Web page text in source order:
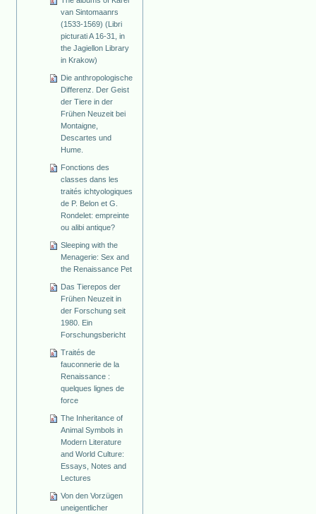
van Sintomaanrs
(1533-1569) (Libri
picturati A 16-31, in
the Jagiellon Library
in Krakow)
Die anthropologische
Differenz. Der Geist
der Tiere in der
Frühen Neuzeit bei
Montaigne,
Descartes und
Hume.
Fonctions des
classes dans les
traités ichtyologiques
de P. Belon et G.
Rondelet: empreinte
ou alibi antique?
Sleeping with the
Menagerie: Sex and
the Renaissance Pet
Das Tierepos der
Frühen Neuzeit in
der Forschung seit
1980. Ein
Forschungsbericht
Traités de
fauconnerie de la
Renaissance :
quelques lignes de
force
The Inheritance of
Animal Symbols in
Modern Literature
and World Culture:
Essays, Notes and
Lectures
Von den Vorzügen
uneigentlicher